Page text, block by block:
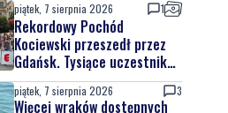
piątek, 7 sierpnia 2026 1
Rekordowy Pochód
Kociewski przeszedł przez
Gdańsk. Tysiące uczestników
na jubileuszowej edycji
piątek, 7 sierpnia 2026 3
Więcej wraków dostępnych